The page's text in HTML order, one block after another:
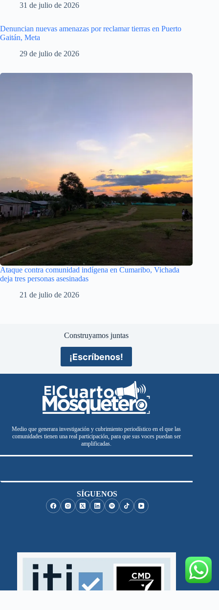
31 de julio de 2026
Denuncian nuevas amenazas por reclamar tierras en Puerto
Gaitán, Meta
29 de julio de 2026
Ataque contra comunidad indígena en Cumaribo, Vichada
deja tres personas asesinadas
21 de julio de 2026
Construyamos juntas
¡Escríbenos!
Medio que generara investigación y cubrimiento periodístico en el que las
comunidades tienen una real participación, para que sus voces puedan ser
amplificadas.
SÍGUENOS